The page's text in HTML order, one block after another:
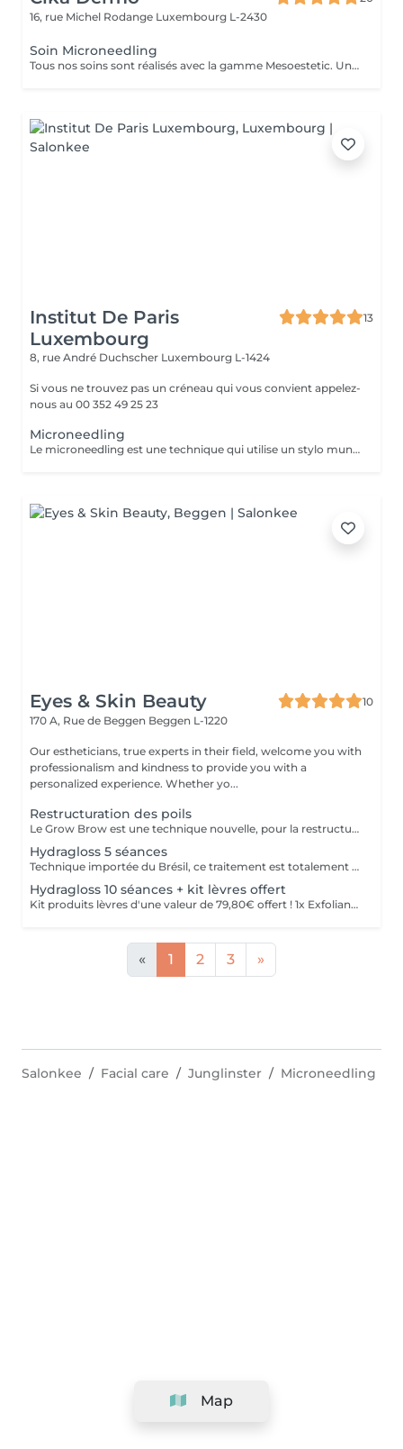
16, rue Michel Rodange Luxembourg L-2430
Soin Microneedling
Tous nos soins sont réalisés avec la gamme Mesoestetic. Un bilan est fait à chaque début de soin pour vous proposer votre soin sur-mesure.
Institut De Paris
Luxembourg
13
8, rue André Duchscher Luxembourg L-1424
Si vous ne trouvez pas un créneau qui vous convient appelez-
nous au 00 352 49 25 23
Microneedling
Le microneedling est une technique qui utilise un stylo muni de micro-aiguilles qui permettent de créer des canaux dans la peau afin de faire pénétrer le sérum au cur du derme .C'est un traitement peu invasif qui s'avère efficace contre le vieillissement cutané afin de ralentir les effets de l'âge .Le microneedling redensifie la peau afin de la rendre de meilleure qualité et permet ainsi la régénération de la peau pour un teint plus éclatant
Eyes & Skin Beauty
10
170 A, Rue de Beggen Beggen L-1220
Our estheticians, true experts in their field, welcome you with
professionalism and kindness to provide you with a
personalized experience. Whether yo...
Restructuration des poils
Le Grow Brow est une technique nouvelle, pour la restructuration des poils; Grâce à celle-ci nous permettons aux poils non visibles de se régénérer afin de combler naturellement les zones des failles : des sourcils, barbes, cheveux.... La densité est améliorer à hauteur de 63% permettant de combler les zones d'alopécie; Ce traitement est non invasif , et les résultat son concluant entre 4 et 6 séances régulières; Convient parfaitement aux hommes et aux femmes soucieux de récupérer leur densité dans faire appel à la micro ou dermopigmentation;
Hydragloss 5 séances
Technique importée du Brésil, ce traitement est totalement personnalisé et repensé par Autour du Regard. Peu invasif, il est profond et spécifiquement conçu pour les lèvres. Ce soin consiste à faire pénétrer des actifs dont l'acide hyaluronique pour donner du volume, combler, repulper, hydrater et nourrir les lèvres, à l'aide de micro ou nano aiguilles qui grâce à leur passage dans la lèvre, permettent de stimuler le métabolisme de régénération cellulaire, favorisant ainsi la synthèse naturelle de collagène et élastine.
Hydragloss 10 séances + kit lèvres offert
Kit produits lèvres d'une valeur de 79,80€ offert ! 1x Exfoliant lèvres Sugar Lips 30g 1x Gloss Volumisateur Perfect Lips 3,8g 1x Masques lèvres (12 unités) Technique importée du Brésil, ce traitement est totalement personnalisé et repensé par Autour du Regard. Peu invasif, il est profond et spécifiquement conçu pour les lèvres. Ce soin consiste à faire pénétrer des actifs dont l'acide hyaluronique pour donner du volume, combler, repulper, hydrater et nourrir les lèvres, à l'aide de micro ou nano aiguilles qui grâce à leur passage dans la lèvre, permettent de stimuler le métabolisme de régénération cellulaire, favorisant ainsi la synthèse naturelle de collagène et élastine.
« 1 2 3 »
Map
Salonkee Facial care Junglinster Microneedling